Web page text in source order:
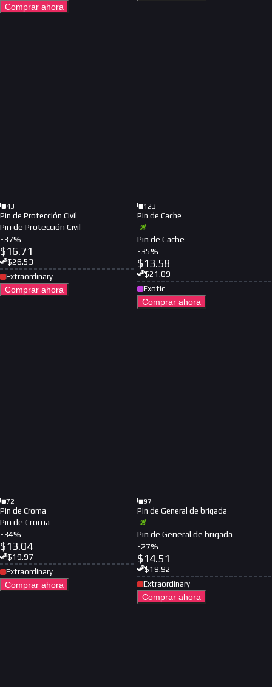
Comprar ahora
43
Pin de Protección Civil
Pin de Protección Civil
-37%
$16.71
$26.53
Extraordinary
Comprar ahora
123
Pin de Cache
Pin de Cache
-35%
$13.58
$21.09
Exotic
Comprar ahora
72
Pin de Croma
Pin de Croma
-34%
$13.04
$19.97
Extraordinary
Comprar ahora
97
Pin de General de brigada
Pin de General de brigada
-27%
$14.51
$19.92
Extraordinary
Comprar ahora